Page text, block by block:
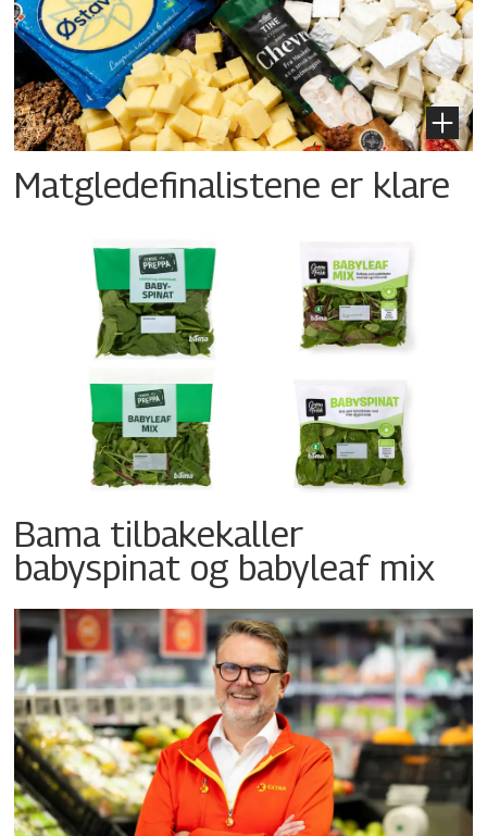
Matgledefinalistene er klare
Bama tilbakekaller
babyspinat og babyleaf mix